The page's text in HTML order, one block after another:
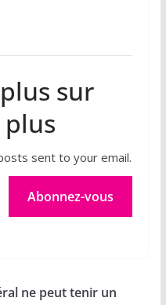
sur
sent to your email.
Abonnez-vous
ne peut tenir un